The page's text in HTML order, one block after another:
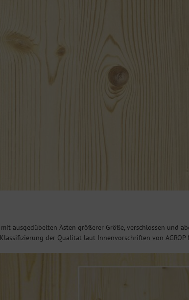
ausgedübelten Ästen größerer Größe, verschlossen und
der Qualität laut Innenvorschriften von AGROP